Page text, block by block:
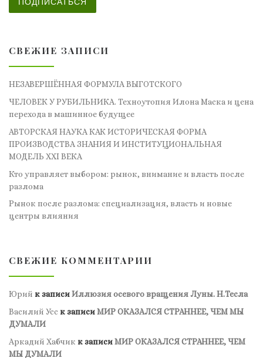
СВЕЖИЕ ЗАПИСИ
НЕЗАВЕРШЁННАЯ ФОРМУЛА ВЫГОТСКОГО
ЧЕЛОВЕК У РУБИЛЬНИКА. Техноутопия Илона Маска и цена
перехода в машинное будущее
АВТОРСКАЯ НАУКА КАК ИСТОРИЧЕСКАЯ ФОРМА
ПРОИЗВОДСТВА ЗНАНИЯ И ИНСТИТУЦИОНАЛЬНАЯ
МОДЕЛЬ XXI ВЕКА
Кто управляет выбором: рынок, внимание и власть после
разлома
Рынок после разлома: специализация, власть и новые
центры влияния
СВЕЖИЕ КОММЕНТАРИИ
Юрий к записиИллюзия осевого вращения Луны. Н.Тесла
Василий Усс к записиМИР ОКАЗАЛСЯ СТРАННЕЕ, ЧЕМ МЫ
ДУМАЛИ
Аркадий Хабчик к записиМИР ОКАЗАЛСЯ СТРАННЕЕ, ЧЕМ
МЫ ДУМАЛИ